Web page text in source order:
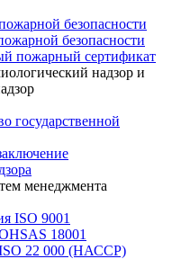
безопасности
безопасности
пожарный сертификат
надзор и
государственной
менеджмента
ISO 9001
18001
22 000 (НАССР)